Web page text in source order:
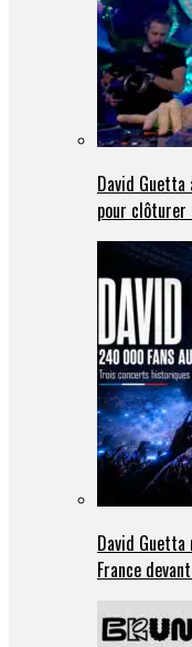
David
pour
David
France